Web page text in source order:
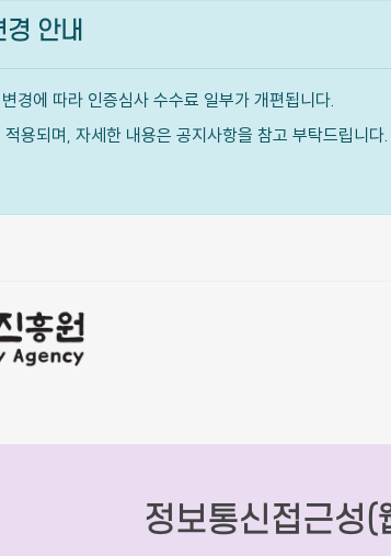
안내
경에 따라 인증심사 수수료 일부가 개편됩니다.
용되며, 자세한 내용은 공지사항을 참고 부탁드립니다
정보통신접근성